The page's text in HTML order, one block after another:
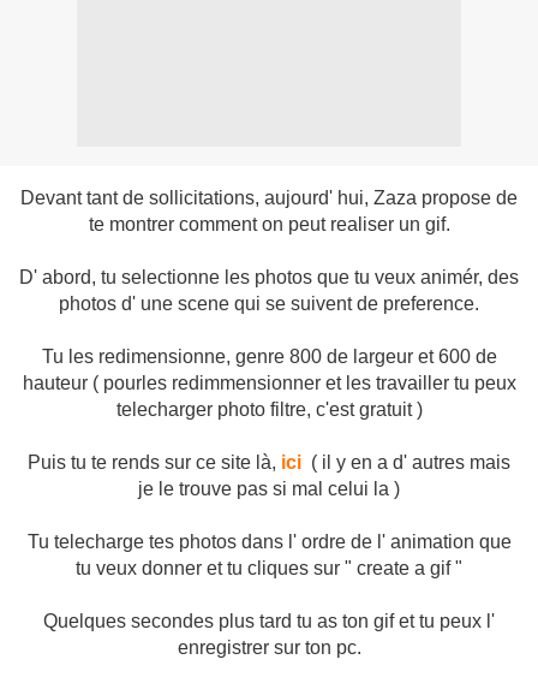
Devant tant de sollicitations, aujourd' hui, Zaza propose de
te montrer comment on peut realiser un gif.
D' abord, tu selectionne les photos que tu veux animér, des
photos d' une scene qui se suivent de preference.
Tu les redimensionne, genre 800 de largeur et 600 de
hauteur ( pourles redimmensionner et les travailler tu peux
telecharger photo filtre, c'est gratuit )
Puis tu te rends sur ce site là, ici ( il y en a d' autres mais
je le trouve pas si mal celui la )
Tu telecharge tes photos dans l' ordre de l' animation que
tu veux donner et tu cliques sur " create a gif "
Quelques secondes plus tard tu as ton gif et tu peux l'
enregistrer sur ton pc.